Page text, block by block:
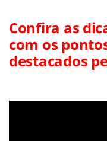
Confira as
com os
destacados